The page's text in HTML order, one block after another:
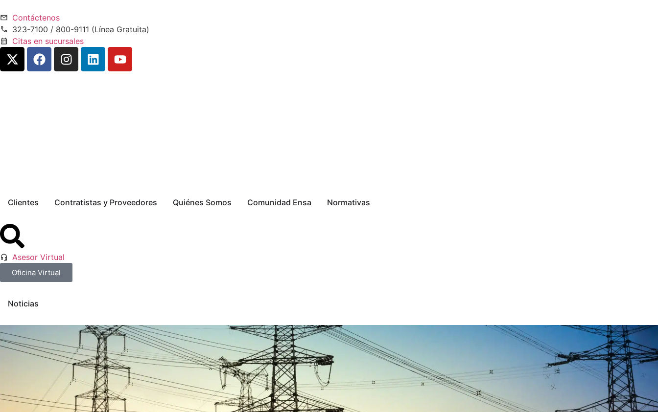
Contáctenos
323-7100 / 800-9111 (Línea Gratuita)
Citas en sucursales
Clientes Contratistas y Proveedores Quiénes Somos Comunidad Ensa Normativas
Asesor Virtual
Oficina Virtual
Noticias